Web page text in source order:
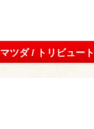
マツダ / トリビュート